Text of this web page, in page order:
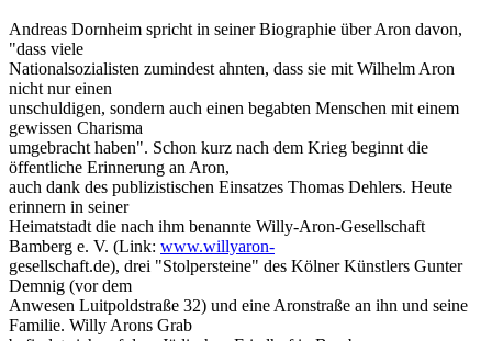
Andreas Dornheim spricht in seiner Biographie über Aron davon,
"dass viele
Nationalsozialisten zumindest ahnten, dass sie mit Wilhelm Aron
nicht nur einen
unschuldigen, sondern auch einen begabten Menschen mit einem
gewissen Charisma
umgebracht haben". Schon kurz nach dem Krieg beginnt die
öffentliche Erinnerung an Aron,
auch dank des publizistischen Einsatzes Thomas Dehlers. Heute
erinnern in seiner
Heimatstadt die nach ihm benannte Willy-Aron-Gesellschaft
Bamberg e. V. (Link: www.willyaron-
gesellschaft.de), drei "Stolpersteine" des Kölner Künstlers Gunter
Demnig (vor dem
Anwesen Luitpoldstraße 32) und eine Aronstraße an ihn und seine
Familie. Willy Arons Grab